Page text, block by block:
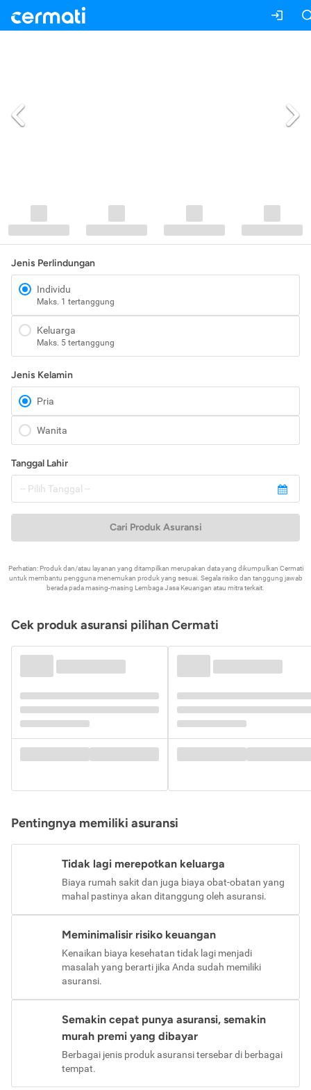
Jenis Perlindungan
Individu
Maks. 1 tertanggung
Keluarga
Maks. 5 tertanggung
Jenis Kelamin
Pria
Wanita
Tanggal Lahir
Cari Produk Asuransi
Perhatian: Produk dan/atau layanan yang ditampilkan merupakan data yang dikumpulkan Cermati
untuk membantu pengguna menemukan produk yang sesuai. Segala risiko dan tanggung jawab
berada pada masing-masing Lembaga Jasa Keuangan atau mitra terkait.
Cek produk asuransi pilihan Cermati
Pentingnya memiliki asuransi
Tidak lagi merepotkan keluarga
Biaya rumah sakit dan juga biaya obat-obatan yang
mahal pastinya akan ditanggung oleh asuransi.
Meminimalisir risiko keuangan
Kenaikan biaya kesehatan tidak lagi menjadi
masalah yang berarti jika Anda sudah memiliki
asuransi.
Semakin cepat punya asuransi, semakin
murah premi yang dibayar
Berbagai jenis produk asuransi tersebar di berbagai
tempat.